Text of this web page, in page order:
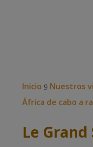
Inicio 9 Nuestros
África de cabo a
Le Grand